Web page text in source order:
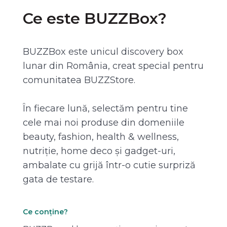
Ce este BUZZBox?
BUZZBox este unicul discovery box
lunar din România, creat special pentru
comunitatea BUZZStore.
În fiecare lună, selectăm pentru tine
cele mai noi produse din domeniile
beauty, fashion, health & wellness,
nutriție, home deco și gadget-uri,
ambalate cu grijă într-o cutie surpriză
gata de testare.
Ce conține?